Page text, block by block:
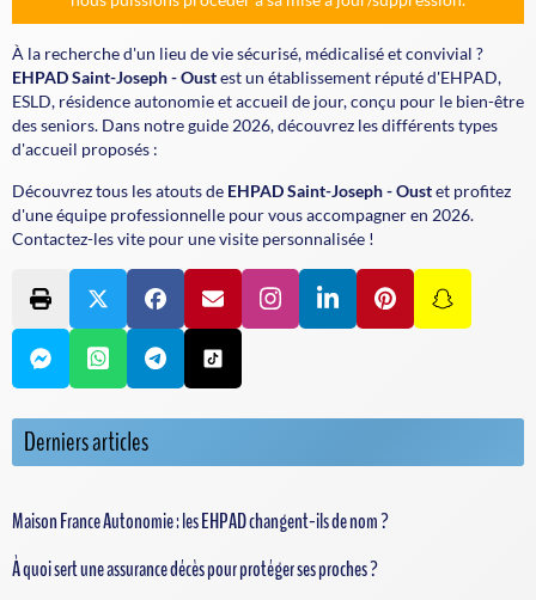
À la recherche d'un lieu de vie sécurisé, médicalisé et convivial ?
EHPAD Saint-Joseph - Oustest un établissement réputé d'EHPAD,
ESLD, résidence autonomie et accueil de jour, conçu pour le bien-être
des seniors. Dans notre guide 2026, découvrez les différents types
d'accueil proposés :
Découvrez tous les atouts de EHPAD Saint-Joseph - Oustet profitez
d'une équipe professionnelle pour vous accompagner en 2026.
Contactez-les vite pour une visite personnalisée !
Derniers articles
Maison France Autonomie : les EHPAD changent-ils de nom ?
À quoi sert une assurance décès pour protéger ses proches ?